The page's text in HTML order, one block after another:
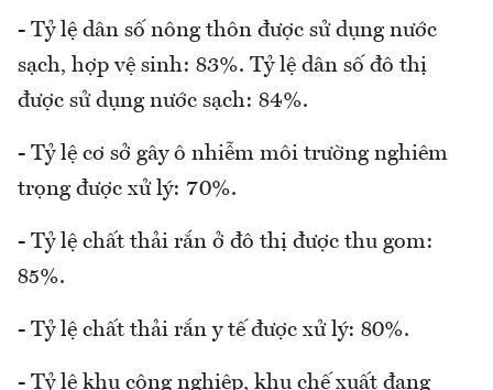
- Tỷ lệ dân số nông thôn được sử dụng nước
sạch, hợp vệ sinh: 83%. Tỷ lệ dân số đô thị
được sử dụng nước sạch: 84%.
- Tỷ lệ cơ sở gây ô nhiễm môi trường nghiêm
trọng được xử lý: 70%.
- Tỷ lệ chất thải rắn ở đô thị được thu gom:
85%.
- Tỷ lệ chất thải rắn y tế được xử lý: 80%.
- Tỷ lệ khu công nghiệp, khu chế xuất đang